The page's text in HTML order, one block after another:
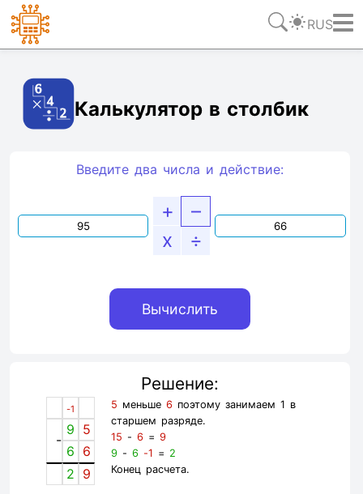
RUS
Калькулятор в столбик
Введите два числа и действие:
+
–
x
÷
Решение:
-1
-
9 5
6 6
2 9
5 меньше 6 поэтому занимаем 1 в
старшем разряде.
15 - 6 = 9
9- 6 -1 = 2
Конец расчета.